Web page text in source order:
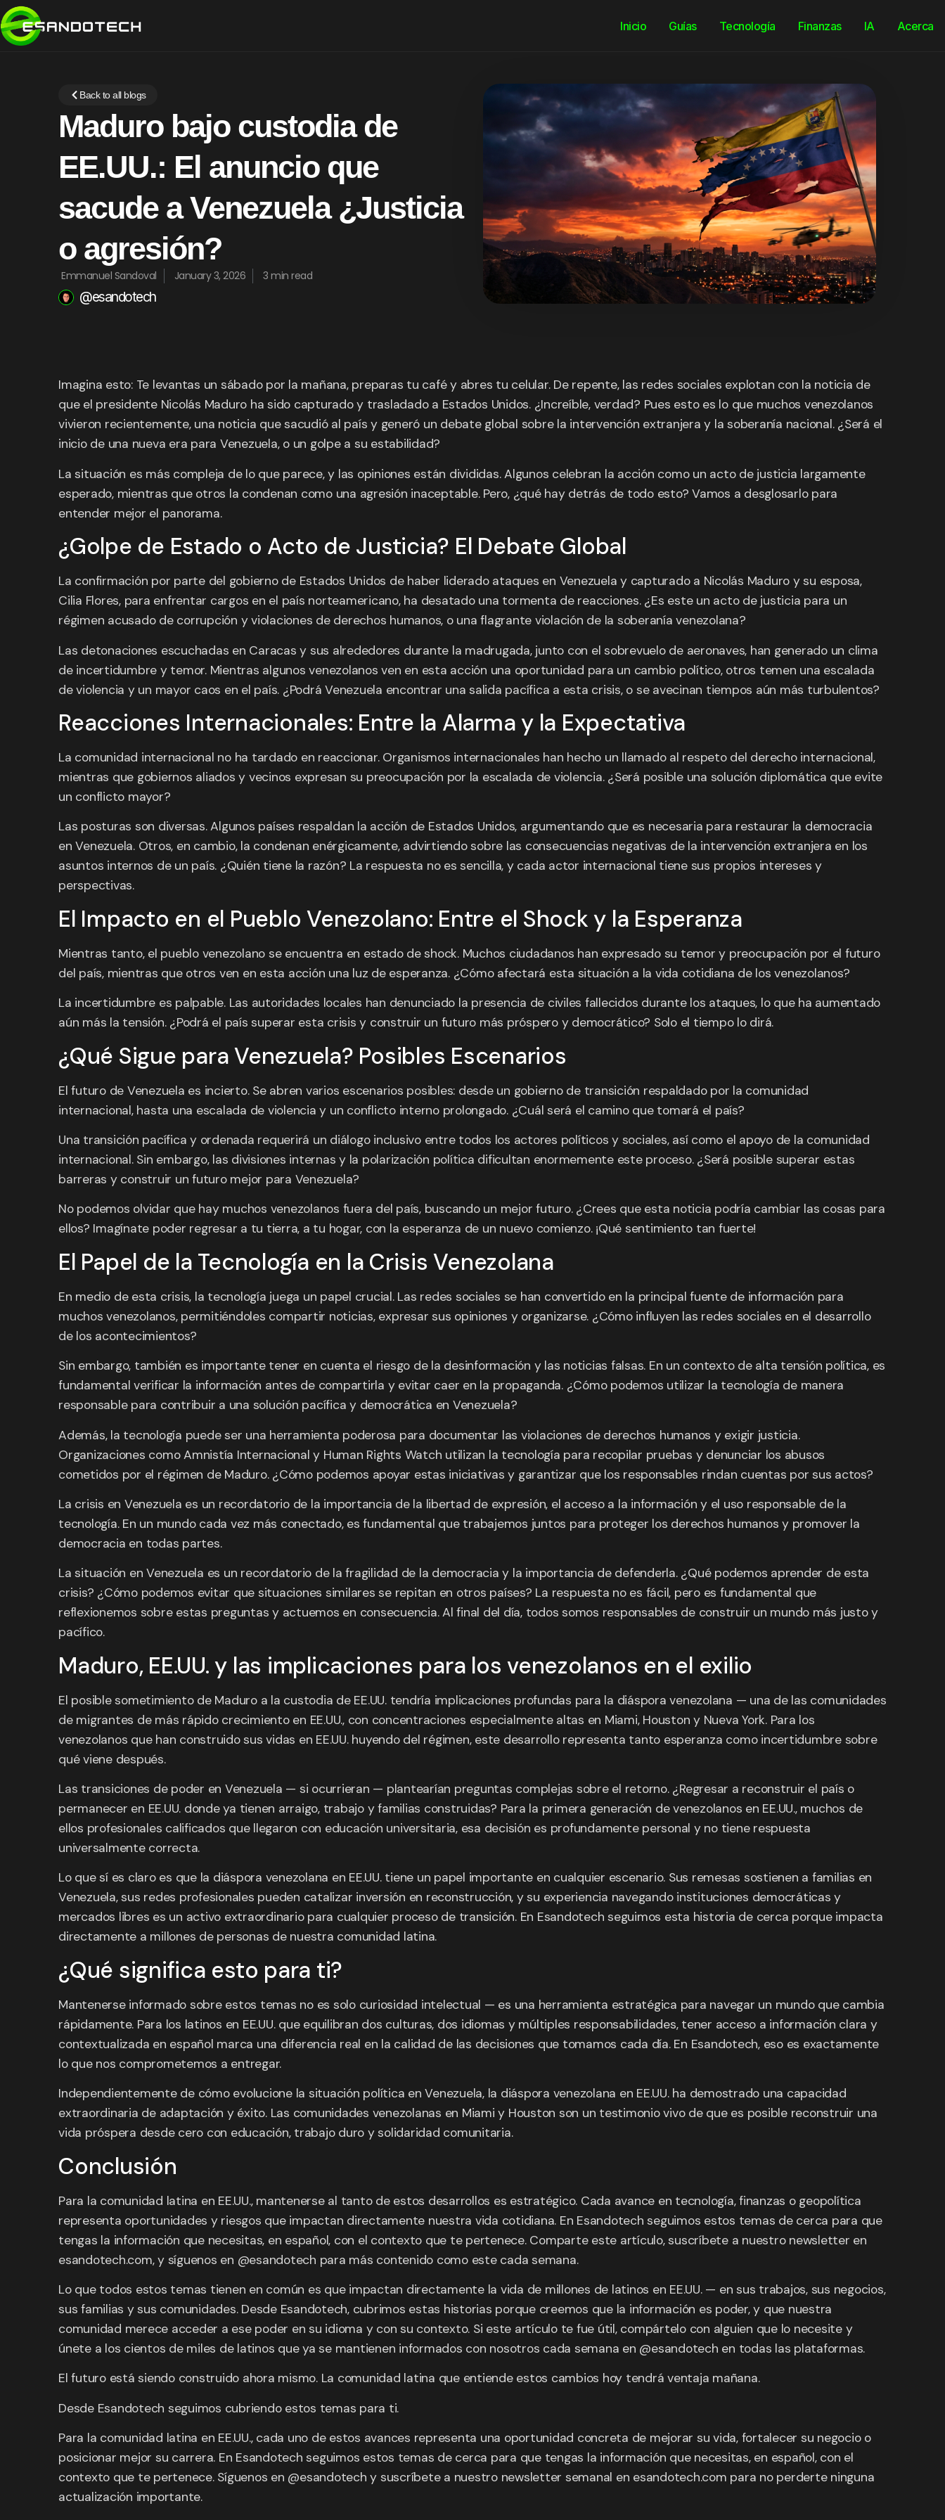
Inicio Guías Tecnología Finanzas IA Acerca
Back to all blogs
Maduro bajo custodia de
EE.UU.: El anuncio que
sacude a Venezuela ¿Justicia
o agresión?
Emmanuel Sandoval January 3, 2026 3 min read
@esandotech
Imagina esto: Te levantas un sábado por la mañana, preparas tu café y abres tu celular. De repente, las redes sociales explotan con la noticia de
que el presidente Nicolás Maduro ha sido capturado y trasladado a Estados Unidos. ¿Increíble, verdad? Pues esto es lo que muchos venezolanos
vivieron recientemente, una noticia que sacudió al país y generó un debate global sobre la intervención extranjera y la soberanía nacional. ¿Será el
inicio de una nueva era para Venezuela, o un golpe a su estabilidad?
La situación es más compleja de lo que parece, y las opiniones están divididas. Algunos celebran la acción como un acto de justicia largamente
esperado, mientras que otros la condenan como una agresión inaceptable. Pero, ¿qué hay detrás de todo esto? Vamos a desglosarlo para
entender mejor el panorama.
¿Golpe de Estado o Acto de Justicia? El Debate Global
La confirmación por parte del gobierno de Estados Unidos de haber liderado ataques en Venezuela y capturado a Nicolás Maduro y su esposa,
Cilia Flores, para enfrentar cargos en el país norteamericano, ha desatado una tormenta de reacciones. ¿Es este un acto de justicia para un
régimen acusado de corrupción y violaciones de derechos humanos, o una flagrante violación de la soberanía venezolana?
Las detonaciones escuchadas en Caracas y sus alrededores durante la madrugada, junto con el sobrevuelo de aeronaves, han generado un clima
de incertidumbre y temor. Mientras algunos venezolanos ven en esta acción una oportunidad para un cambio político, otros temen una escalada
de violencia y un mayor caos en el país. ¿Podrá Venezuela encontrar una salida pacífica a esta crisis, o se avecinan tiempos aún más turbulentos?
Reacciones Internacionales: Entre la Alarma y la Expectativa
La comunidad internacional no ha tardado en reaccionar. Organismos internacionales han hecho un llamado al respeto del derecho internacional,
mientras que gobiernos aliados y vecinos expresan su preocupación por la escalada de violencia. ¿Será posible una solución diplomática que evite
un conflicto mayor?
Las posturas son diversas. Algunos países respaldan la acción de Estados Unidos, argumentando que es necesaria para restaurar la democracia
en Venezuela. Otros, en cambio, la condenan enérgicamente, advirtiendo sobre las consecuencias negativas de la intervención extranjera en los
asuntos internos de un país. ¿Quién tiene la razón? La respuesta no es sencilla, y cada actor internacional tiene sus propios intereses y
perspectivas.
El Impacto en el Pueblo Venezolano: Entre el Shock y la Esperanza
Mientras tanto, el pueblo venezolano se encuentra en estado de shock. Muchos ciudadanos han expresado su temor y preocupación por el futuro
del país, mientras que otros ven en esta acción una luz de esperanza. ¿Cómo afectará esta situación a la vida cotidiana de los venezolanos?
La incertidumbre es palpable. Las autoridades locales han denunciado la presencia de civiles fallecidos durante los ataques, lo que ha aumentado
aún más la tensión. ¿Podrá el país superar esta crisis y construir un futuro más próspero y democrático? Solo el tiempo lo dirá.
¿Qué Sigue para Venezuela? Posibles Escenarios
El futuro de Venezuela es incierto. Se abren varios escenarios posibles: desde un gobierno de transición respaldado por la comunidad
internacional, hasta una escalada de violencia y un conflicto interno prolongado. ¿Cuál será el camino que tomará el país?
Una transición pacífica y ordenada requerirá un diálogo inclusivo entre todos los actores políticos y sociales, así como el apoyo de la comunidad
internacional. Sin embargo, las divisiones internas y la polarización política dificultan enormemente este proceso. ¿Será posible superar estas
barreras y construir un futuro mejor para Venezuela?
No podemos olvidar que hay muchos venezolanos fuera del país, buscando un mejor futuro. ¿Crees que esta noticia podría cambiar las cosas para
ellos? Imagínate poder regresar a tu tierra, a tu hogar, con la esperanza de un nuevo comienzo. ¡Qué sentimiento tan fuerte!
El Papel de la Tecnología en la Crisis Venezolana
En medio de esta crisis, la tecnología juega un papel crucial. Las redes sociales se han convertido en la principal fuente de información para
muchos venezolanos, permitiéndoles compartir noticias, expresar sus opiniones y organizarse. ¿Cómo influyen las redes sociales en el desarrollo
de los acontecimientos?
Sin embargo, también es importante tener en cuenta el riesgo de la desinformación y las noticias falsas. En un contexto de alta tensión política, es
fundamental verificar la información antes de compartirla y evitar caer en la propaganda. ¿Cómo podemos utilizar la tecnología de manera
responsable para contribuir a una solución pacífica y democrática en Venezuela?
Además, la tecnología puede ser una herramienta poderosa para documentar las violaciones de derechos humanos y exigir justicia.
Organizaciones como Amnistía Internacional y Human Rights Watch utilizan la tecnología para recopilar pruebas y denunciar los abusos
cometidos por el régimen de Maduro. ¿Cómo podemos apoyar estas iniciativas y garantizar que los responsables rindan cuentas por sus actos?
La crisis en Venezuela es un recordatorio de la importancia de la libertad de expresión, el acceso a la información y el uso responsable de la
tecnología. En un mundo cada vez más conectado, es fundamental que trabajemos juntos para proteger los derechos humanos y promover la
democracia en todas partes.
La situación en Venezuela es un recordatorio de la fragilidad de la democracia y la importancia de defenderla. ¿Qué podemos aprender de esta
crisis? ¿Cómo podemos evitar que situaciones similares se repitan en otros países? La respuesta no es fácil, pero es fundamental que
reflexionemos sobre estas preguntas y actuemos en consecuencia. Al final del día, todos somos responsables de construir un mundo más justo y
pacífico.
Maduro, EE.UU. y las implicaciones para los venezolanos en el exilio
El posible sometimiento de Maduro a la custodia de EE.UU. tendría implicaciones profundas para la diáspora venezolana — una de las comunidades
de migrantes de más rápido crecimiento en EE.UU., con concentraciones especialmente altas en Miami, Houston y Nueva York. Para los
venezolanos que han construido sus vidas en EE.UU. huyendo del régimen, este desarrollo representa tanto esperanza como incertidumbre sobre
qué viene después.
Las transiciones de poder en Venezuela — si ocurrieran — plantearían preguntas complejas sobre el retorno. ¿Regresar a reconstruir el país o
permanecer en EE.UU. donde ya tienen arraigo, trabajo y familias construidas? Para la primera generación de venezolanos en EE.UU., muchos de
ellos profesionales calificados que llegaron con educación universitaria, esa decisión es profundamente personal y no tiene respuesta
universalmente correcta.
Lo que sí es claro es que la diáspora venezolana en EE.UU. tiene un papel importante en cualquier escenario. Sus remesas sostienen a familias en
Venezuela, sus redes profesionales pueden catalizar inversión en reconstrucción, y su experiencia navegando instituciones democráticas y
mercados libres es un activo extraordinario para cualquier proceso de transición. En Esandotech seguimos esta historia de cerca porque impacta
directamente a millones de personas de nuestra comunidad latina.
¿Qué significa esto para ti?
Mantenerse informado sobre estos temas no es solo curiosidad intelectual — es una herramienta estratégica para navegar un mundo que cambia
rápidamente. Para los latinos en EE.UU. que equilibran dos culturas, dos idiomas y múltiples responsabilidades, tener acceso a información clara y
contextualizada en español marca una diferencia real en la calidad de las decisiones que tomamos cada día. En Esandotech, eso es exactamente
lo que nos comprometemos a entregar.
Independientemente de cómo evolucione la situación política en Venezuela, la diáspora venezolana en EE.UU. ha demostrado una capacidad
extraordinaria de adaptación y éxito. Las comunidades venezolanas en Miami y Houston son un testimonio vivo de que es posible reconstruir una
vida próspera desde cero con educación, trabajo duro y solidaridad comunitaria.
Conclusión
Para la comunidad latina en EE.UU., mantenerse al tanto de estos desarrollos es estratégico. Cada avance en tecnología, finanzas o geopolítica
representa oportunidades y riesgos que impactan directamente nuestra vida cotidiana. En Esandotech seguimos estos temas de cerca para que
tengas la información que necesitas, en español, con el contexto que te pertenece. Comparte este artículo, suscríbete a nuestro newsletter en
esandotech.com, y síguenos en @esandotech para más contenido como este cada semana.
Lo que todos estos temas tienen en común es que impactan directamente la vida de millones de latinos en EE.UU. — en sus trabajos, sus negocios,
sus familias y sus comunidades. Desde Esandotech, cubrimos estas historias porque creemos que la información es poder, y que nuestra
comunidad merece acceder a ese poder en su idioma y con su contexto. Si este artículo te fue útil, compártelo con alguien que lo necesite y
únete a los cientos de miles de latinos que ya se mantienen informados con nosotros cada semana en @esandotech en todas las plataformas.
El futuro está siendo construido ahora mismo. La comunidad latina que entiende estos cambios hoy tendrá ventaja mañana.
Desde Esandotech seguimos cubriendo estos temas para ti.
Para la comunidad latina en EE.UU., cada uno de estos avances representa una oportunidad concreta de mejorar su vida, fortalecer su negocio o
posicionar mejor su carrera. En Esandotech seguimos estos temas de cerca para que tengas la información que necesitas, en español, con el
contexto que te pertenece. Síguenos en @esandotech y suscríbete a nuestro newsletter semanal en esandotech.com para no perderte ninguna
actualización importante.